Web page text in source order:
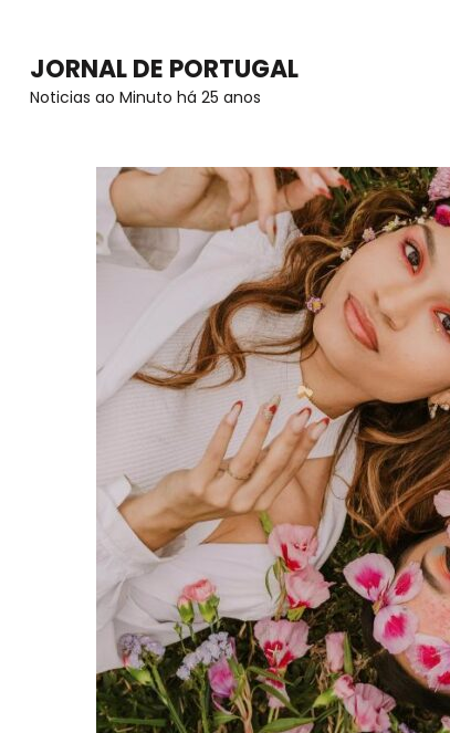
content
JORNAL DE PORTUGAL
Noticias ao Minuto há 25 anos